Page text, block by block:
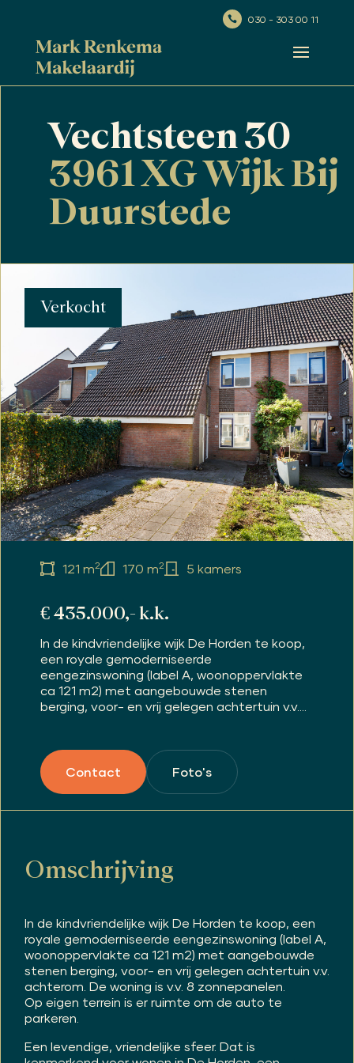
 030 - 303 00 11
Vechtsteen 30
3961 XG Wijk Bij
Duurstede
Verkocht
121 m2 170 m2 5 kamers
€ 435.000,- k.k.
In de kindvriendelijke wijk De Horden te koop,
een royale gemoderniseerde
eengezinswoning (label A, woonoppervlakte
ca 121 m2) met aangebouwde stenen
berging, voor- en vrij gelegen achtertuin v.v....
Contact Foto's
Omschrijving
In de kindvriendelijke wijk De Horden te koop, een
royale gemoderniseerde eengezinswoning (label A,
woonoppervlakte ca 121 m2) met aangebouwde
stenen berging, voor- en vrij gelegen achtertuin v.v.
achterom. De woning is v.v. 8 zonnepanelen.
Op eigen terrein is er ruimte om de auto te
parkeren.
Een levendige, vriendelijke sfeer. Dat is